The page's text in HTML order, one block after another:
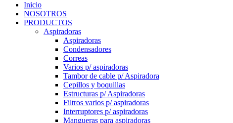
Inicio
NOSOTROS
PRODUCTOS
Aspiradoras
Aspiradoras
Condensadores
Correas
Varios p/ aspiradoras
Tambor de cable p/ Aspiradora
Cepillos y boquillas
Estructuras p/ Aspiradoras
Filtros varios p/ aspiradoras
Interruptores p/ aspiradoras
Mangueras para aspiradoras